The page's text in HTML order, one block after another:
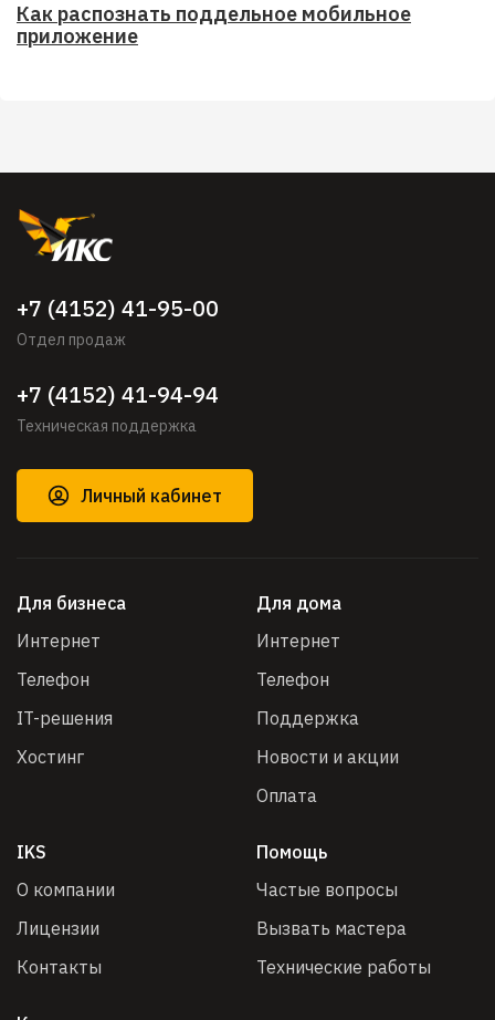
Как распознать поддельное мобильное
приложение
+7 (4152) 41-95-00
Отдел продаж
+7 (4152) 41-94-94
Техническая поддержка
Личный кабинет
Для бизнеса
Интернет
Телефон
IT-решения
Хостинг
Для дома
Интернет
Телефон
Поддержка
Новости и акции
Оплата
IKS
О компании
Лицензии
Контакты
Помощь
Частые вопросы
Вызвать мастера
Технические работы